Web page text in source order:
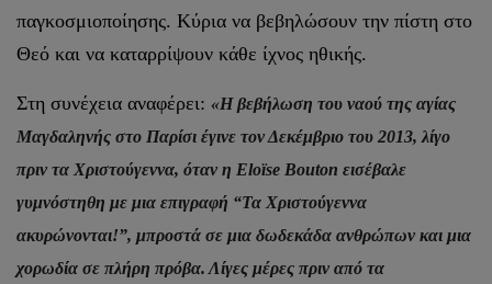
παγκοσμιοποίησης. Κύρια να βεβηλώσουν την πίστη στο
Θεό και να καταρρίψουν κάθε ίχνος ηθικής.
Στη συνέχεια αναφέρει: «Η βεβήλωση του ναού της αγίας
Μαγδαληνής στο Παρίσι έγινε τον Δεκέμβριο του 2013, λίγο
πριν τα Χριστούγεννα, όταν η Eloïse Bouton εισέβαλε
γυμνόστηθη με μια επιγραφή “Τα Χριστούγεννα
ακυρώνονται!”, μπροστά σε μια δωδεκάδα ανθρώπων και μια
χορωδία σε πλήρη πρόβα. Λίγες μέρες πριν από τα